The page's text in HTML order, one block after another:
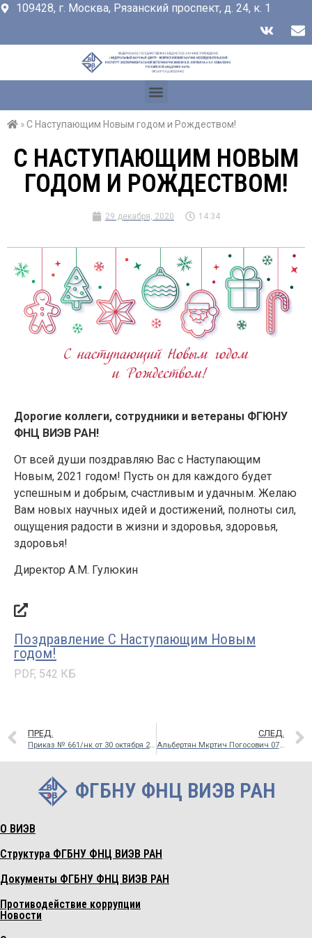
109428, г. Москва, Рязанский проспект, д. 24, к. 1
»С Наступающим Новым годом и Рождеством!
С НАСТУПАЮЩИМ НОВЫМ
ГОДОМ И РОЖДЕСТВОМ!
29 декабря, 2020 14:34
Дорогие коллеги, сотрудники и ветераны ФГЮНУ
ФНЦ ВИЭВ РАН!
От всей души поздравляю Вас с Наступающим
Новым, 2021 годом! Пусть он для каждого будет
успешным и добрым, счастливым и удачным. Желаю
Вам новых научных идей и достижений, полноты сил,
ощущения радости в жизни и здоровья, здоровья,
здоровья!
Директор А.М. Гулюкин
Поздравление С Наступающим Новым
годом!
PDF, 542 КБ
ПРЕД.
Приказ № 661/нк от 30 октября 2020г. О внесение изменений в составы советов
СЛЕД.
Альбертян Мкртич Погосович 07.02.1933 – 26.01.2021
ФГБНУ ФНЦ ВИЭВ РАН
О ВИЭВ
Структура ФГБНУ ФНЦ ВИЭВ РАН
Документы ФГБНУ ФНЦ ВИЭВ РАН
Противодействие коррупции
Новости